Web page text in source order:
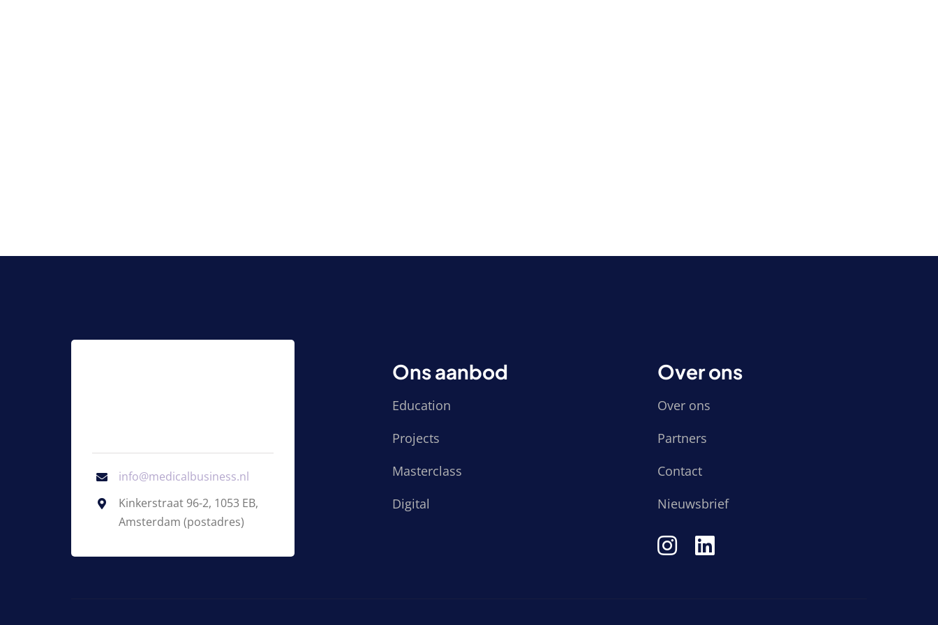
info@medicalbusiness.nl
Kinkerstraat 96-2, 1053 EB,
Amsterdam (postadres)
Ons aanbod
Education
Projects
Masterclass
Digital
Over ons
Over ons
Partners
Contact
Nieuwsbrief